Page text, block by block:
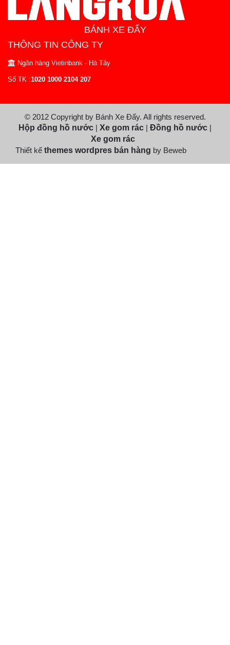
BÁNH XE ĐẨY
THÔNG TIN CÔNG TY
Ngân hàng Vietinbank - Hà Tây
Số TK :1020 1000 2104 207
© 2012 Copyright by Bánh Xe Đẩy. All rights reserved.
Hộp đồng hồ nước | Xe gom rác | Đồng hồ nước |
Xe gom rác
Thiết kế themes wordpres bán hàng by Beweb